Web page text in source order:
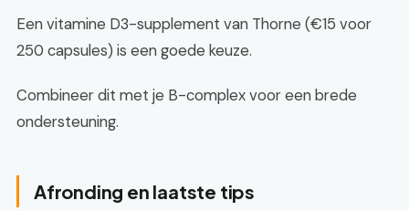
Een vitamine D3-supplement van Thorne (€15 voor
250 capsules) is een goede keuze.
Combineer dit met je B-complex voor een brede
ondersteuning.
Afronding en laatste tips